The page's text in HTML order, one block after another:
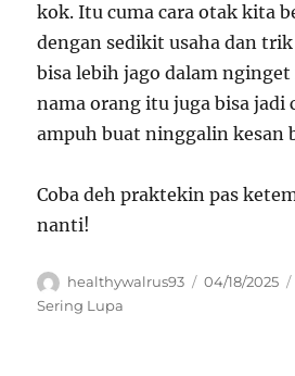
kok. Itu cuma cara otak kita
dengan sedikit usaha dan
bisa lebih jago dalam
nama orang itu juga bisa jadi
ampuh buat ninggalin kesan
Coba deh praktekin pas
nanti!
Author
healthywalrus93
Posted
04/18/2025
Sering Lupa